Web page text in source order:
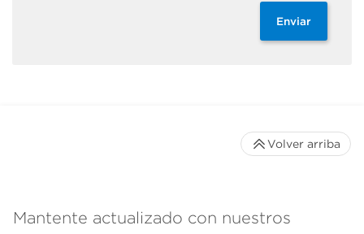
Enviar
Mantente actualizado con nuestros
Volver arriba